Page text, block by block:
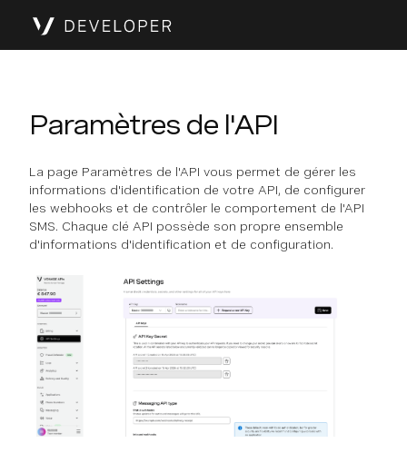
Paramètres de l'API
La page Paramètres de l'API vous permet de gérer les
informations d'identification de votre API, de configurer
les webhooks et de contrôler le comportement de l'API
SMS. Chaque clé API possède son propre ensemble
d'informations d'identification et de configuration.